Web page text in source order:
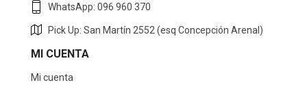
WhatsApp: 096 960 370
Pick Up: San Martín 2552 (esq Concepción Arenal)
MI CUENTA
Mi cuenta